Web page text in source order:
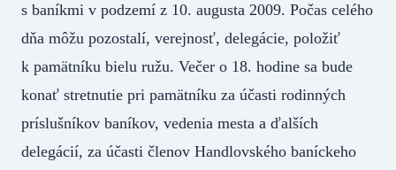
s baníkmi v podzemí z 10. augusta 2009. Počas celého
dňa môžu pozostalí, verejnosť, delegácie, položiť
k pamätníku bielu ružu. Večer o 18. hodine sa bude
konať stretnutie pri pamätníku za účasti rodinných
príslušníkov baníkov, vedenia mesta a ďalších
delegácií, za účasti členov Handlovského baníckeho